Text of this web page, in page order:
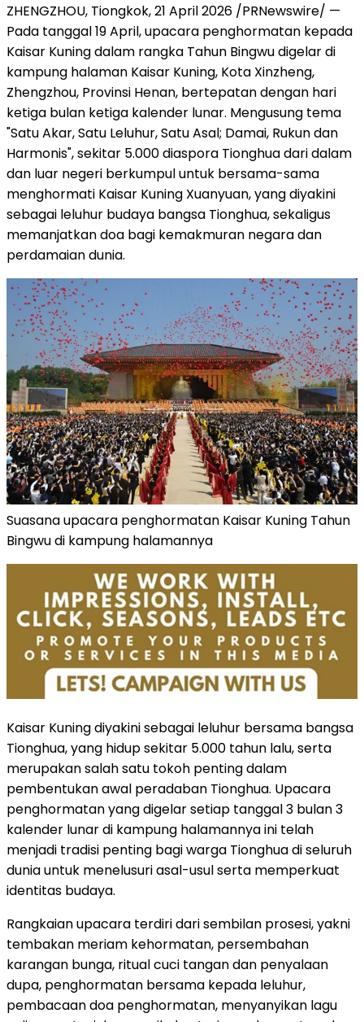
ZHENGZHOU, Tiongkok,21 April 2026 /PRNewswire/ —
Pada tanggal 19 April, upacara penghormatan kepada
Kaisar Kuning dalam rangka Tahun Bingwu digelar di
kampung halaman Kaisar Kuning, Kota Xinzheng,
Zhengzhou, Provinsi Henan, bertepatan dengan hari
ketiga bulan ketiga kalender lunar. Mengusung tema
"Satu Akar, Satu Leluhur, Satu Asal; Damai, Rukun dan
Harmonis", sekitar 5.000 diaspora Tionghua dari dalam
dan luar negeri berkumpul untuk bersama-sama
menghormati Kaisar Kuning Xuanyuan, yang diyakini
sebagai leluhur budaya bangsa Tionghua, sekaligus
memanjatkan doa bagi kemakmuran negara dan
perdamaian dunia.
Suasana upacara penghormatan Kaisar Kuning Tahun
Bingwu di kampung halamannya
Kaisar Kuning diyakini sebagai leluhur bersama bangsa
Tionghua, yang hidup sekitar 5.000 tahun lalu, serta
merupakan salah satu tokoh penting dalam
pembentukan awal peradaban Tionghua. Upacara
penghormatan yang digelar setiap tanggal 3 bulan 3
kalender lunar di kampung halamannya ini telah
menjadi tradisi penting bagi warga Tionghua di seluruh
dunia untuk menelusuri asal-usul serta memperkuat
identitas budaya.
Rangkaian upacara terdiri dari sembilan prosesi, yakni
tembakan meriam kehormatan, persembahan
karangan bunga, ritual cuci tangan dan penyalaan
dupa, penghormatan bersama kepada leluhur,
pembacaan doa penghormatan, menyanyikan lagu